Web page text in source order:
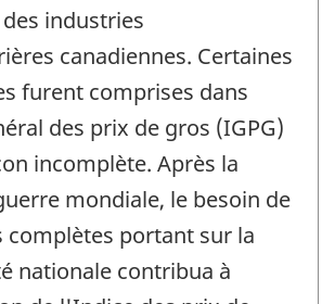
industries
canadiennes. Certaines
furent comprises dans
des prix de gros (IGPG)
incomplète. Après la
mondiale, le besoin de
complètes portant sur la
nationale contribua à